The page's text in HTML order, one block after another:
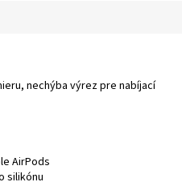
nechýba výrez pre nabíjací
AirPods
silikónu